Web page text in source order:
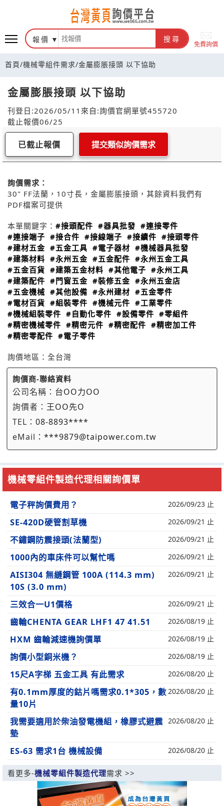
報價 搜尋
免費詢價
首頁/機械零組件需求/金屬膨脹接頭 以下協助
金屬膨脹接頭 以下協助
刊登日:2026/05/11 來自:詢價官網單號455720
截止報價06/25
已截止報價 提交類似詢價需求
詢價需求：
30" FF法蘭，10寸長，金屬膨脹接頭，其餘資料我們有
PDF檔案可提供
本單關鍵字： #接頭配件 #器具批發 #連接零件
#連接端子 #接合件 #接線端子 #接續件 #接頭零件
#建材五金 #五金工具 #電子器材 #機械器具批發
#建築材料 #永州五金 #五金配件 #永州五金工具
#五金百貨 #建築五金材料 #其他電子 #永州工具
#建築配件 #門窗五金 #裝修五金 #永州五金店
#五金機械 #其他設備 #永州建材 #五金零件
#電材百貨 #組裝零件 #機械元件 #工業零件
#機械組裝零件 #自動化零件 #設備零件 #零組件
#精密機械零件 #精密元件 #精密配件 #精密加工件
#精密零配件 #電子零件
詢價地區： 全台灣
詢價商-聯絡資料
公司名稱： 台OO力OO
詢價者： 王OO先O
TEL： 08-8893****
eMail： ***9879@taipower.com.tw
機械零組件製造代理相關詢價單
電子秤詢價費用？ 2026/09/23 止
SE-420D硬管割草機 2026/09/21 止
不鏽鋼防震接頭(法蘭型) 2026/09/21 止
1000內的車床件可以幫忙嗎 2026/09/21 止
AISI304 無縫鋼管 100A (114.3 mm)
10S (3.0 mm)
2026/09/21 止
三效合一U1價格 2026/09/21 止
齒輪CHENTA GEAR LHF1 47 41.51 2026/08/19 止
HXM 齒輪減速機詢價單 2026/08/19 止
詢價小型銅米機？ 2026/08/19 止
15尺A字梯 五金工具 有此需求 2026/08/20 止
有0.1mm厚度的鈷片嗎需求0.1*305，數
量10片
2026/08/20 止
我需要適用於柴油發電機組，橡膠式避震
墊
2026/08/20 止
ES-63 需求1台 機械設備 2026/08/20 止
看更多-機械零組件製造代理需求 >>